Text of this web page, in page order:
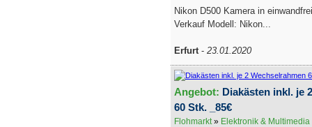
Nikon D500 Kamera in
Verkauf Modell: Nikon...
Erfurt- 23.01.2020
Angebot: Diakästen inkl. je
60 Stk. _85€
Flohmarkt» Elektronik & Multimedia